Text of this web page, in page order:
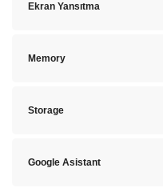
Ekran Yansıtma
Memory
Storage
Google Asistant